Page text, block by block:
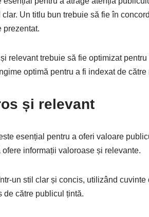
Un titlu bun trebuie să fie în
prezentat.
relevant trebuie să fie optimizat
optimă pentru a fi indexat de către
și relevant
esențial pentru a oferi valoare
informații valoroase și relevante.
un stil clar și concis, utilizând
de către publicul țintă.